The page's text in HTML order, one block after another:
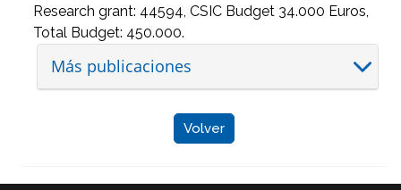
Research grant: 44594, CSIC Budget 34.000 Euros,
Total Budget: 450.000.
Más publicaciones
Volver